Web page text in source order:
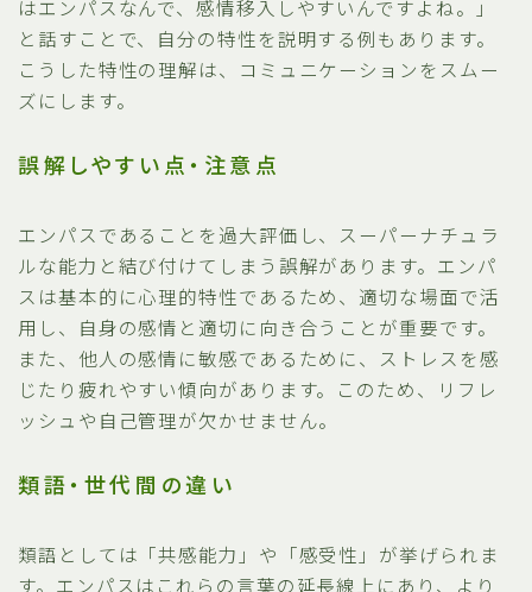
はエンパスなんで、感情移入しやすいんですよね。」
と話すことで、自分の特性を説明する例もあります。
こうした特性の理解は、コミュニケーションをスムー
ズにします。
誤解しやすい点・注意点
エンパスであることを過大評価し、スーパーナチュラ
ルな能力と結び付けてしまう誤解があります。エンパ
スは基本的に心理的特性であるため、適切な場面で活
用し、自身の感情と適切に向き合うことが重要です。
また、他人の感情に敏感であるために、ストレスを感
じたり疲れやすい傾向があります。このため、リフレ
ッシュや自己管理が欠かせません。
類語・世代間の違い
類語としては「共感能力」や「感受性」が挙げられま
す。エンパスはこれらの言葉の延長線上にあり、より